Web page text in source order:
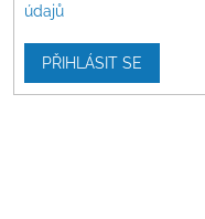
údajů
PŘIHLÁSIT SE